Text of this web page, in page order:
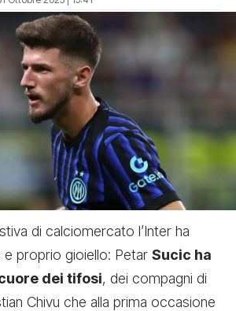
di calciomercato l’Inter ha
proprio gioiello: Petar Sucic ha
dei tifosi, dei compagni di
Chivu che alla prima occasione